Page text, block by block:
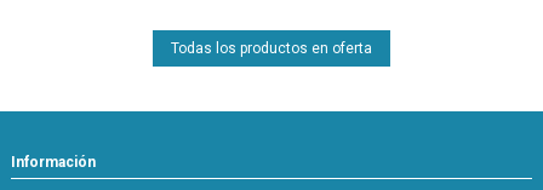
Todas los productos en oferta
Información